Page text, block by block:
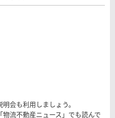
会も利用しましょう。
物流不動産ニュース」でも読んで